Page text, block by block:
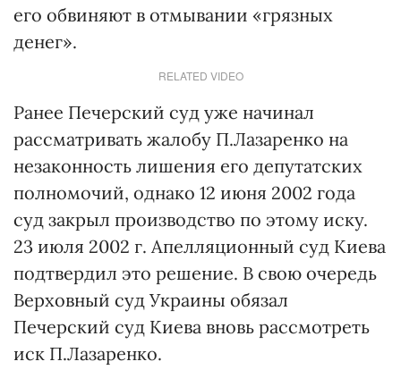
его обвиняют в отмывании «грязных
денег».
RELATED VIDEO
Ранее Печерский суд уже начинал
рассматривать жалобу П.Лазаренко на
незаконность лишения его депутатских
полномочий, однако 12 июня 2002 года
суд закрыл производство по этому иску.
23 июля 2002 г. Апелляционный суд Киева
подтвердил это решение. В свою очередь
Верховный суд Украины обязал
Печерский суд Киева вновь рассмотреть
иск П.Лазаренко.